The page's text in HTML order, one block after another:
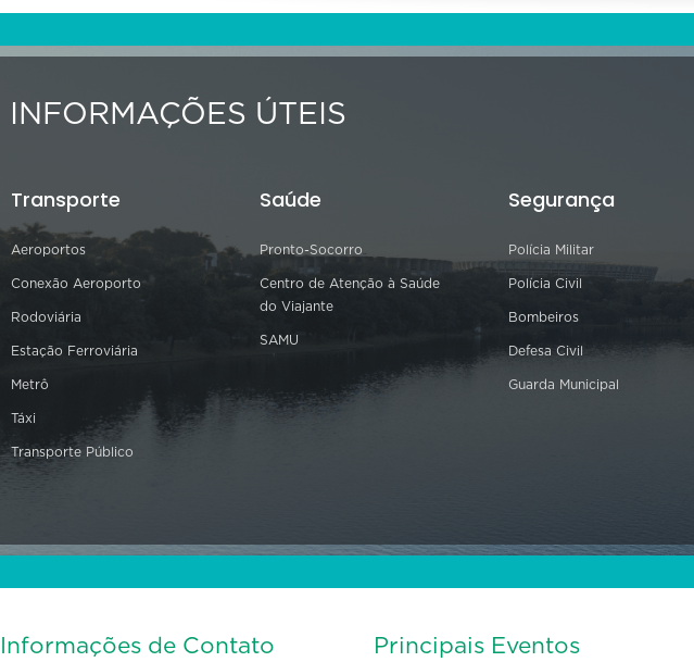
INFORMAÇÕES ÚTEIS
Transporte
Aeroportos
Conexão Aeroporto
Rodoviária
Estação Ferroviária
Metrô
Táxi
Transporte Público
Saúde
Pronto-Socorro
Centro de Atenção à Saúde
do Viajante
SAMU
Segurança
Polícia Militar
Polícia Civil
Bombeiros
Defesa Civil
Guarda Municipal
Informações de Contato Principais Eventos